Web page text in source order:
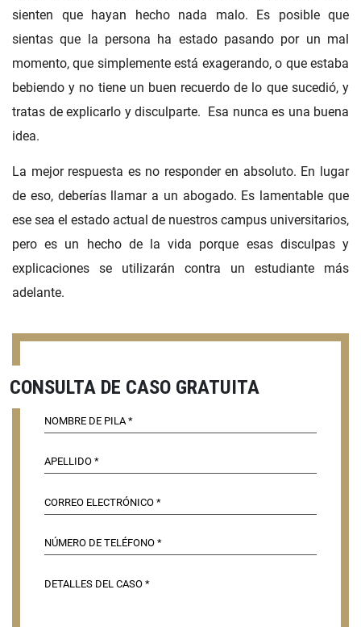
sienten que hayan hecho nada malo. Es posible que
sientas que la persona ha estado pasando por un mal
momento, que simplemente está exagerando, o que estaba
bebiendo y no tiene un buen recuerdo de lo que sucedió, y
tratas de explicarlo y disculparte. Esa nunca es una buena
idea.
La mejor respuesta es no responder en absoluto. En lugar
de eso, deberías llamar a un abogado. Es lamentable que
ese sea el estado actual de nuestros campus universitarios,
pero es un hecho de la vida porque esas disculpas y
explicaciones se utilizarán contra un estudiante más
adelante.
CONSULTA DE CASO GRATUITA